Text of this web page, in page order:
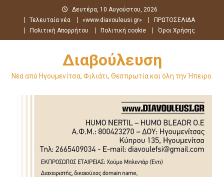
περιεχόμενο
Δευτέρα, 10 Αυγούστου, 2026
Τελευταία νέα
«www.diavouleusi.gr»
ΠΡΩΤΟΣΕΛΙΔΑ
Πολιτική Απορρήτου
Πολιτική cookie Όροι Χρήσης
Διαβούλευση
Νέα από Ηγουμενίτσα, Φιλιάτι, Θεσπρωτία και όλη την Ήπειρο.